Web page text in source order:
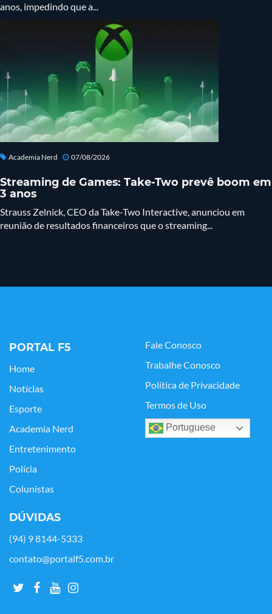
anos, impedindo que a...
Academia Nerd 07/08/2026
Streaming de Games: Take-Two prevê boom em
3 anos
Strauss Zelnick, CEO da Take-Two Interactive, anunciou em
reunião de resultados financeiros que o streaming...
PORTAL F5
Home
Notícias
Esporte
Academia Nerd
Entretenimento
Polícia
Colunistas
Fale Conosco
Trabalhe Conosco
Política de Privacidade
Termos de Uso
Portuguese
DÚVIDAS
(94) 9 8144-5333
contato@portalf5.com.br